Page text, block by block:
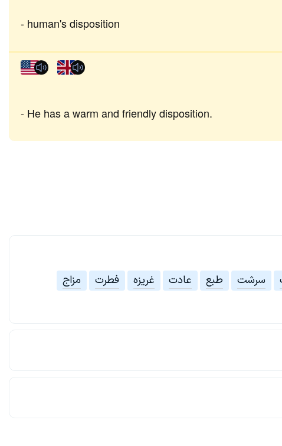
human's disposition
He has a warm and friendly disposition.
سرشت طبع عادت غریزه فطرت
مزاج